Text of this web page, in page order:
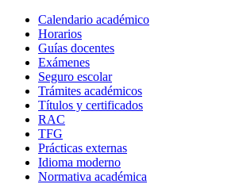
Calendario académico
Horarios
Guías docentes
Exámenes
Seguro escolar
Trámites académicos
Títulos y certificados
RAC
TFG
Prácticas externas
Idioma moderno
Normativa académica